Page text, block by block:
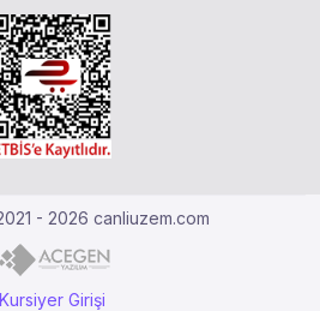
- 2026 canliuzem.com
Kursiyer Girişi